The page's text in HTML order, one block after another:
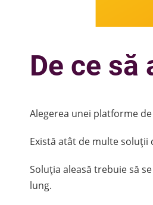
De ce
Alegerea unei platforme
Există atât de multe soluții
Soluția aleasă trebuie să
lung.